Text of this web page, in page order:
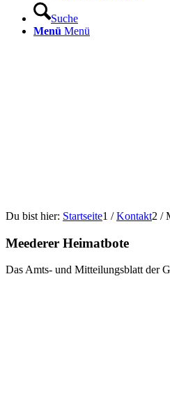
Suche
Menü Menü
Du bist hier: Startseite1 / Kontakt2 /
Meederer Heimatbote
Das Amts- und Mitteilungsblatt der